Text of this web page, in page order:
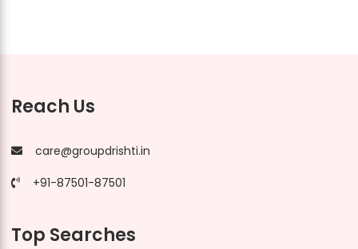
Reach Us
care@groupdrishti.in
+91-87501-87501
Top Searches